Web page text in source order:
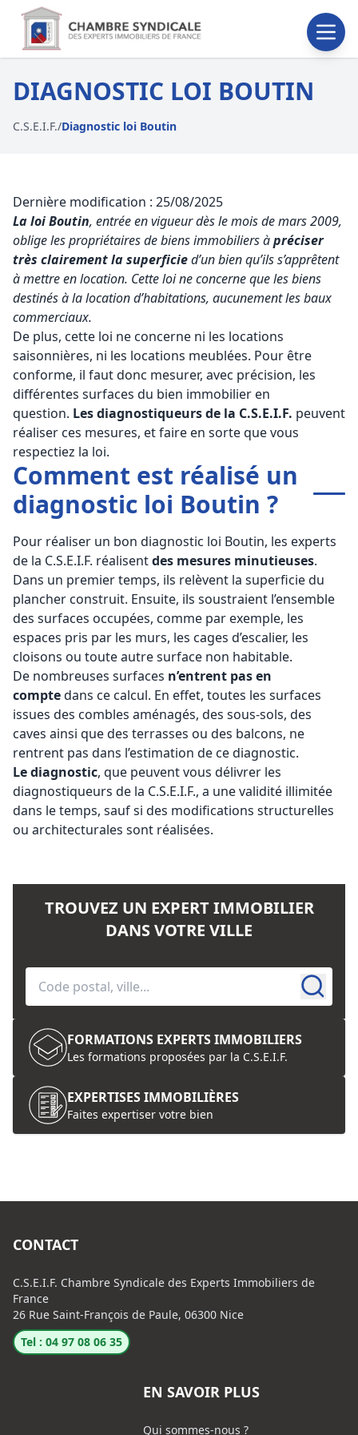
DIAGNOSTIC LOI BOUTIN
C.S.E.I.F./Diagnostic loi Boutin
Dernière modification : 25/08/2025
La loi Boutin, entrée en vigueur dès le mois de mars 2009,
oblige les propriétaires de biens immobiliers àpréciser
très clairement la superficied’un bien qu’ils s’apprêtent
à mettre en location. Cette loi ne concerne que les biens
destinés à la location d’habitations, aucunement les baux
commerciaux.
De plus, cette loi ne concerne ni les locations
saisonnières, ni les locations meublées. Pour être
conforme, il faut donc mesurer, avec précision, les
différentes surfaces du bien immobilier en
question. Les diagnostiqueurs de la C.S.E.I.F. peuvent
réaliser ces mesures, et faire en sorte que vous
respectiez la loi.
Comment est réalisé un
diagnostic loi Boutin ?
Pour réaliser un bon diagnostic loi Boutin, les experts
de la C.S.E.I.F. réalisentdes mesures minutieuses.
Dans un premier temps, ils relèvent la superficie du
plancher construit. Ensuite, ils soustraient l’ensemble
des surfaces occupées, comme par exemple, les
espaces pris par les murs, les cages d’escalier, les
cloisons ou toute autre surface non habitable.
De nombreuses surfaces n’entrent pas en
comptedans ce calcul. En effet, toutes les surfaces
issues des combles aménagés, des sous-sols, des
caves ainsi que des terrasses ou des balcons, ne
rentrent pas dans l’estimation de ce diagnostic.
Le diagnostic, que peuvent vous délivrer les
diagnostiqueurs de la C.S.E.I.F., a une validité illimitée
dans le temps, sauf si des modifications structurelles
ou architecturales sont réalisées.
TROUVEZ UN EXPERT IMMOBILIER
DANS VOTRE VILLE
FORMATIONS EXPERTS IMMOBILIERS
Les formations proposées par la C.S.E.I.F.
EXPERTISES IMMOBILIÈRES
Faites expertiser votre bien
CONTACT
C.S.E.I.F. Chambre Syndicale des Experts Immobiliers de
France
26 Rue Saint-François de Paule, 06300 Nice
Tel : 04 97 08 06 35
EN SAVOIR PLUS
Qui sommes-nous ?